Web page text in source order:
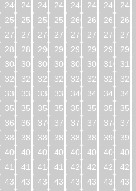
240
241 242 243 244 245 246 247
256
257 258 259 260 261 262 263
272
273 274 275 276 277 278 279
288
289 290 291 292 293 294 295
304
305 306 307 308 309 310 311
320
321 322 323 324 325 326 327
336
337 338 339 340 341 342 343
352
353 354 355 356 357 358 359
368
369 370 371 372 373 374 375
384
385 386 387 388 389 390 391
400
401 402 403 404 405 406 407
416
417 418 419 420 421 422 423
432
433 434 435 436 437 438 439